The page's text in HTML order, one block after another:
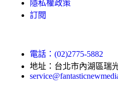
隱私權政策
訂閱
電話：(02)2775-5882
地址：台北市內湖區瑞